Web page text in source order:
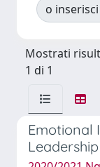
o
Mostrati
1 di 1
Emotional
Leadership